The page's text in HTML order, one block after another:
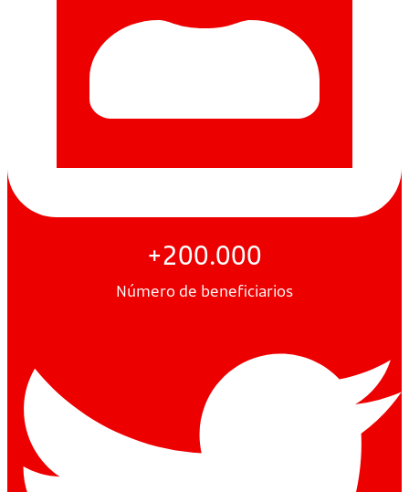
+200.000
Número de beneficiarios